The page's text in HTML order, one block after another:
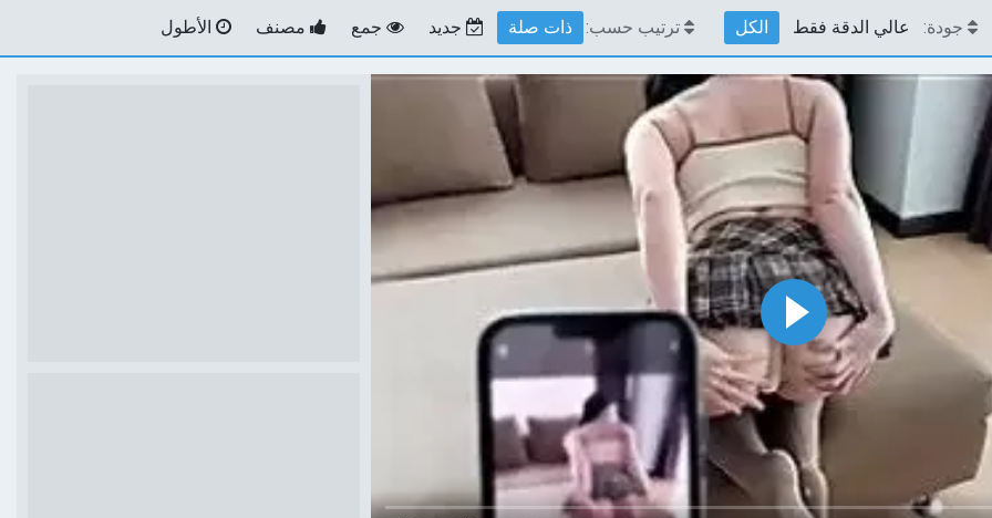
جودة: عالي الدقة فقط الكل ترتيب حسب: ذات صلة جديد جمع مصنف الأطول